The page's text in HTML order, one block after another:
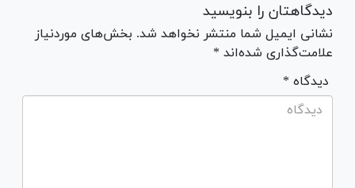
دیدگاهتان را بنویسید
نشانی ایمیل شما منتشر نخواهد شد. بخش‌های موردنیاز
علامت‌گذاری شده‌اند *
* دیدگاه